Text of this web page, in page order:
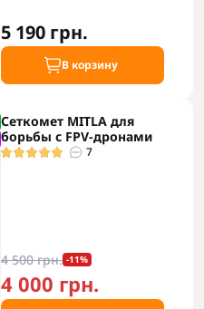
5 190 грн.
В корзину
Сеткомет MITLA для
борьбы с FPV-дронами
7
4 500 грн. -11%
4 000 грн.